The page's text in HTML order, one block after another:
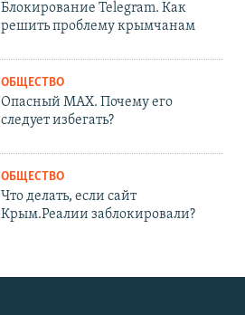
Блокирование Telegram. Как
решить проблему крымчанам
ОБЩЕСТВО
Опасный MAX. Почему его
следует избегать?
ОБЩЕСТВО
Что делать, если сайт
Крым.Реалии заблокировали?